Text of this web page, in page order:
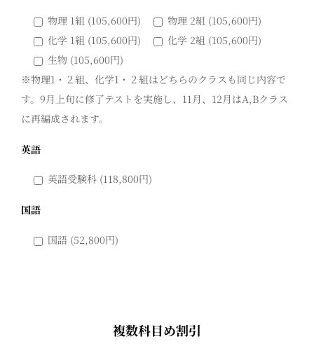
物理 1組 (105,600円)
物理 2組 (105,600円)
化学 1組 (105,600円)
化学 2組 (105,600円)
生物 (105,600円)
※物理1・２組、化学1・２組はどちらのクラスも同じ内容で
す。9月上旬に修了テストを実施し、11月、12月はA,Bクラス
に再編成されます。
英語
英語受験科 (118,800円)
国語
国語 (52,800円)
複数科目め割引